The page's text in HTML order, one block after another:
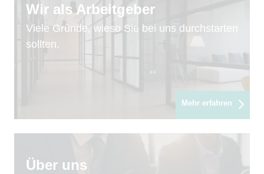
Wir als Arbeitgeber
Viele Gründe, wieso Sie bei uns durchstarten
sollten.
Mehr erfahren
Über uns